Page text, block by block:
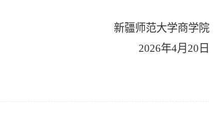
新疆师范大学商学院
2026年4月20日